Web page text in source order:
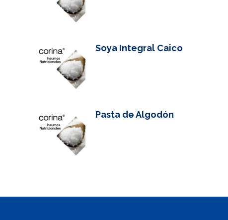
Soya Integral Caico
Pasta de Algodón